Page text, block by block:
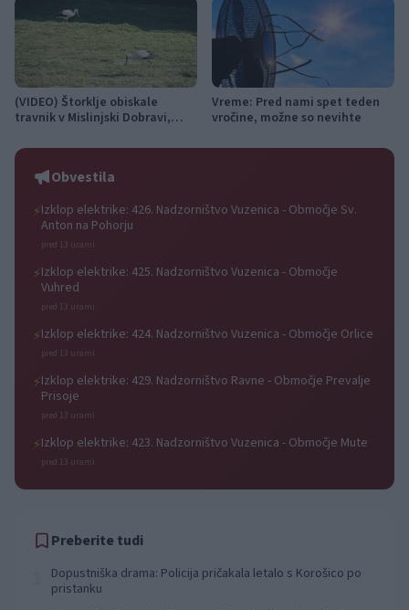
(VIDEO) Štorklje obiskale
travnik v Mislinjski Dobravi,
leto
Vreme: Pred nami spet teden
vročine, možne so nevihte
Obvestila
⚡Izklop elektrike: 426. Nadzorništvo Vuzenica - Območje Sv.
Anton na Pohorju
pred 13 urami
⚡Izklop elektrike: 425. Nadzorništvo Vuzenica - Območje
Vuhred
pred 13 urami
⚡Izklop elektrike: 424. Nadzorništvo Vuzenica - Območje Orlice
pred 13 urami
⚡Izklop elektrike: 429. Nadzorništvo Ravne - Območje Prevalje
Prisoje
pred 13 urami
⚡Izklop elektrike: 423. Nadzorništvo Vuzenica - Območje Mute
pred 13 urami
Preberite tudi
Dopustniška drama: Policija pričakala letalo s Korošico po
pristanku